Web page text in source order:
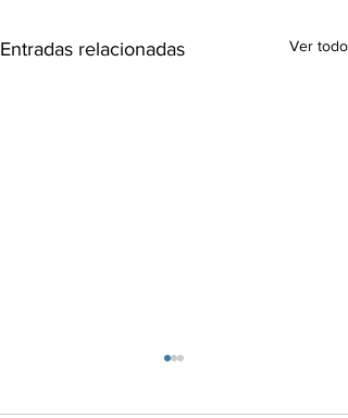
Entradas relacionadas Ver todo